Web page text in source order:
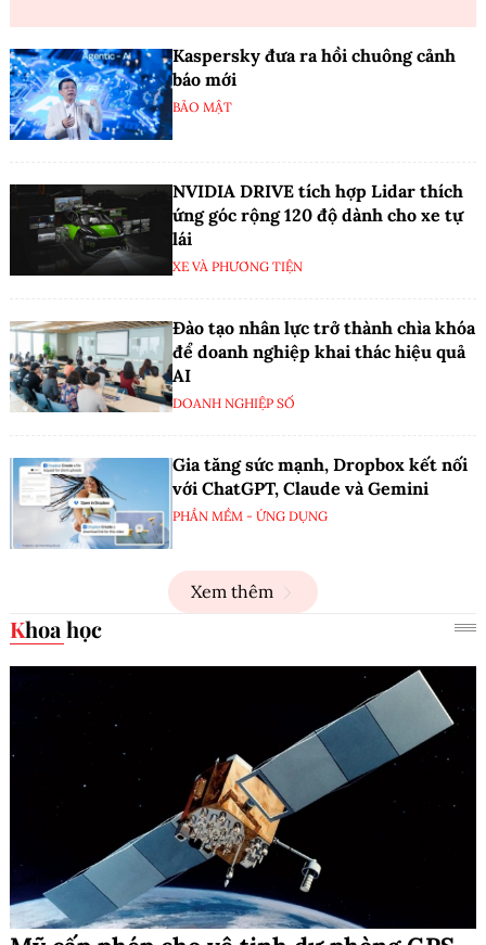
Kaspersky đưa ra hồi chuông cảnh
báo mới
BẢO MẬT
NVIDIA DRIVE tích hợp Lidar thích
ứng góc rộng 120 độ dành cho xe tự
lái
XE VÀ PHƯƠNG TIỆN
Đào tạo nhân lực trở thành chìa khóa
để doanh nghiệp khai thác hiệu quả
AI
DOANH NGHIỆP SỐ
Gia tăng sức mạnh, Dropbox kết nối
với ChatGPT, Claude và Gemini
PHẦN MỀM - ỨNG DỤNG
Xem thêm
Khoa học